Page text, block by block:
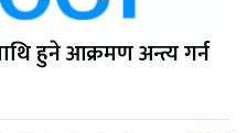
हुने आक्रमण अन्त्य गर्न